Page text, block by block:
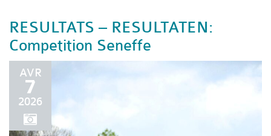
RESULTATS – RESULTATEN:
Competition Seneffe
AVR
7
2026